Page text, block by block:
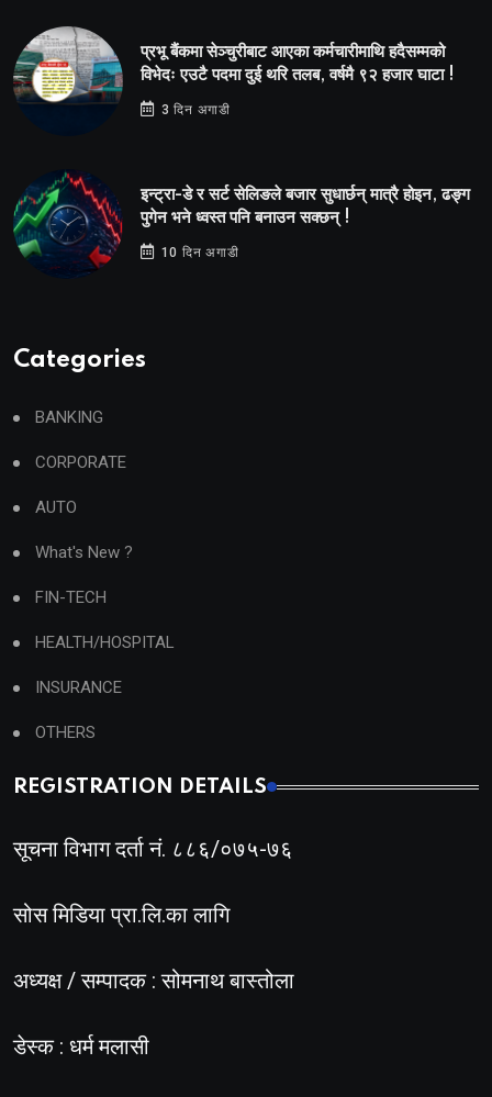
प्रभू बैंकमा सेञ्चुरीबाट आएका कर्मचारीमाथि हदैसम्मको
विभेदः एउटै पदमा दुई थरि तलब, वर्षमै ९२ हजार घाटा !
3 दिन अगाडी
इन्ट्रा-डे र सर्ट सेलिङले बजार सुधार्छन् मात्रै होइन, ढङ्ग
पुगेन भने ध्वस्त पनि बनाउन सक्छन् !
10 दिन अगाडी
Categories
BANKING
CORPORATE
AUTO
What's New ?
FIN-TECH
HEALTH/HOSPITAL
INSURANCE
OTHERS
REGISTRATION DETAILS
सूचना विभाग दर्ता नं. ८८६/०७५-७६
सोस मिडिया प्रा.लि.का लागि
अध्यक्ष / सम्पादक : सोमनाथ बास्तोला
डेस्क : धर्म मलासी